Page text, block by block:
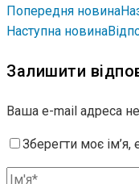
Попередня новина
Наступна новина
Залишити
Ваша e-mail адреса
Зберегти моє